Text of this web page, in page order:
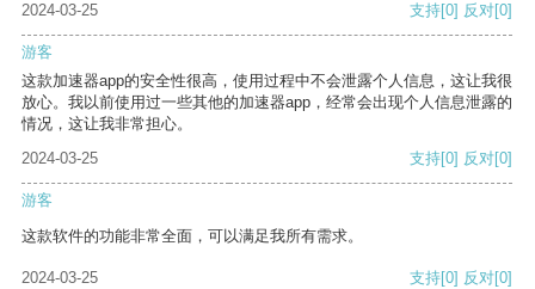
2024-03-25 支持[0] 反对[0]
游客
这款加速器app的安全性很高，使用过程中不会泄露个人信息，这让我很
放心。我以前使用过一些其他的加速器app，经常会出现个人信息泄露的
情况，这让我非常担心。
2024-03-25
支持[0] 反对[0]
游客
这款软件的功能非常全面，可以满足我所有需求。
2024-03-25 支持[0] 反对[0]